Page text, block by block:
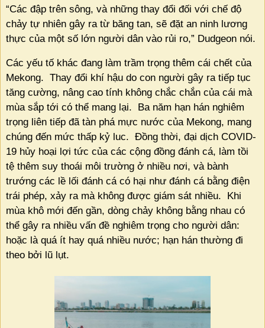
“Các đập trên sông, và những thay đổi đối với chế độ
chảy tự nhiên gây ra từ băng tan, sẽ đặt an ninh lương
thực của một số lớn người dân vào rủi ro,” Dudgeon nói.
Các yếu tố khác đang làm trầm trọng thêm cái chết của
Mekong. Thay đổi khí hậu do con người gây ra tiếp tục
tăng cường, nâng cao tính không chắc chắn của cái mà
mùa sắp tới có thể mang lại.
Ba năm hạn hán nghiêm
trọng liên tiếp đã tàn phá mực nước của Mekong, mang
chúng đến mức thấp kỷ luc. Đồng thời, đại dịch COVID-
19 hủy hoại lợi tức của các cộng đồng đánh cá, làm tồi
tệ thêm suy thoái môi trường ở nhiều nơi, và bành
trướng các lề lối đánh cá có hại như đánh cá bằng điện
trái phép, xảy ra mà không được giám sát nhiều.
Khi
mùa khô mới đến gần, dòng chảy không bằng nhau có
thể gây ra nhiều vấn đề nghiêm trọng cho người dân:
hoặc là quá ít hay quá nhiều nước; hạn hán thường đi
theo bởi lũ lụt.